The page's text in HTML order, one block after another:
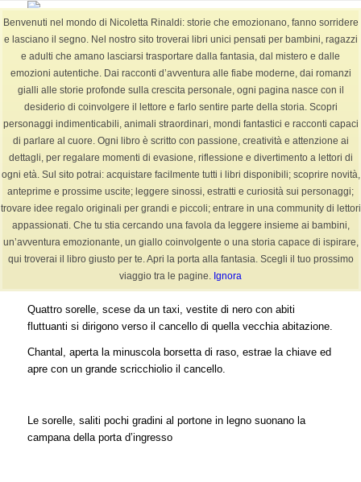
Benvenuti nel mondo di Nicoletta Rinaldi: storie che emozionano, fanno sorridere
e lasciano il segno. Nel nostro sito troverai libri unici pensati per bambini, ragazzi
e adulti che amano lasciarsi trasportare dalla fantasia, dal mistero e dalle
emozioni autentiche. Dai racconti d’avventura alle fiabe moderne, dai romanzi
gialli alle storie profonde sulla crescita personale, ogni pagina nasce con il
desiderio di coinvolgere il lettore e farlo sentire parte della storia. Scopri
personaggi indimenticabili, animali straordinari, mondi fantastici e racconti capaci
di parlare al cuore. Ogni libro è scritto con passione, creatività e attenzione ai
dettagli, per regalare momenti di evasione, riflessione e divertimento a lettori di
ogni età. Sul sito potrai: acquistare facilmente tutti i libri disponibili; scoprire novità,
anteprime e prossime uscite; leggere sinossi, estratti e curiosità sui personaggi;
trovare idee regalo originali per grandi e piccoli; entrare in una community di lettori
appassionati. Che tu stia cercando una favola da leggere insieme ai bambini,
un’avventura emozionante, un giallo coinvolgente o una storia capace di ispirare,
qui troverai il libro giusto per te. Apri la porta alla fantasia. Scegli il tuo prossimo
viaggio tra le pagine. Ignora
BLOG
Sei in: Home / BLOG / Fiabe +6-12 anni / QUATTRO STREGHE
QUATTRO STREGHE
27 Maggio 2022 0 Commenti / Fiabe +6-12 anni Narrativa +13 Adulti
Londra, in una vecchia palazzina contornata da un giardino
alquanto misterioso, tra alberi e cespugli spicca sulla scalinata
un roseto di rose bianche.
Quattro sorelle, scese da un taxi, vestite di nero con abiti
fluttuanti si dirigono verso il cancello di quella vecchia abitazione.
Chantal, aperta la minuscola borsetta di raso, estrae la chiave ed
apre con un grande scricchiolio il cancello.
Le sorelle, saliti pochi gradini al portone in legno suonano la
campana della porta d’ingresso